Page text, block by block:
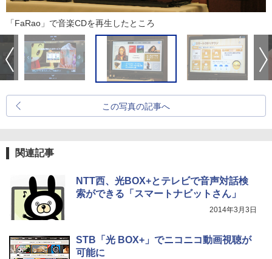
「FaRao」で音楽CDを再生したところ
この写真の記事へ
関連記事
NTT西、光BOX+とテレビで音声対話検
索ができる「スマートナビットさん」
2014年3月3日
STB「光 BOX+」でニコニコ動画視聴が
可能に